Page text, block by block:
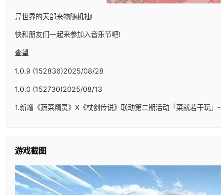
异世界的天部来物随机抽!
快和朋友们一起来参加入音乐节吧!
查望
1.0.9 (152836)2025/08/28
1.0.0 (152730)2025/08/13
1.新增《蔬菜精灵》X《杖剑传说》联动第二期活动「菜就若干玩
游戏截图